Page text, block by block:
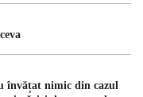
învățat nimic din cazul